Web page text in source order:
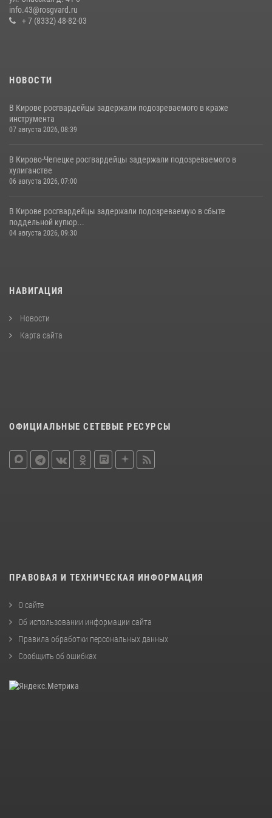
гражданку, подозреваемую в краже
21 июля 2026, 08:20
info.43@rosgvard.ru
+ 7 (8332) 48-82-03
НОВОСТИ
В Кирове росгвардейцы задержали подозреваемого в краже
инструмента
07 августа 2026, 08:39
В Кирово-Чепецке росгвардейцы задержали подозреваемого в
хулиганстве
06 августа 2026, 07:00
В Кирове росгвардейцы задержали подозреваемую в сбыте
поддельной купюр...
04 августа 2026, 09:30
НАВИГАЦИЯ
Новости
Карта сайта
ОФИЦИАЛЬНЫЕ СЕТЕВЫЕ РЕСУРСЫ
ПРАВОВАЯ И ТЕХНИЧЕСКАЯ ИНФОРМАЦИЯ
О сайте
Об использовании информации сайта
Правила обработки персональных данных
Сообщить об ошибках